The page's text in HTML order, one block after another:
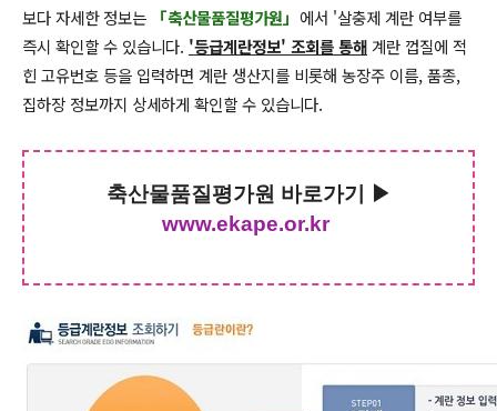
보다 자세한 정보는 「축산물품질평가원」 에서 '살충제 계란 여부를
즉시 확인할 수 있습니다. '등급계란정보' 조회를 통해계란 껍질에 적
힌 고유번호 등을 입력하면 계란 생산지를 비롯해 농장주 이름, 품종,
집하장 정보까지 상세하게 확인할 수 있습니다.
축산물품질평가원 바로가기
▶
www.ekape.or.kr